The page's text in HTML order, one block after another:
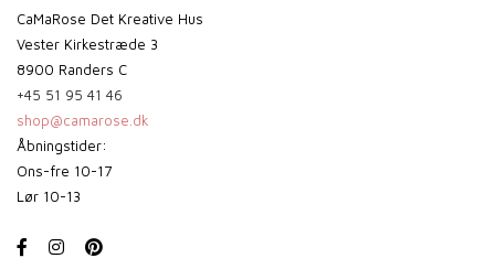
CaMaRose Det Kreative Hus
Vester Kirkestræde 3
8900 Randers C
+45 51 95 41 46
shop@camarose.dk
Åbningstider:
Ons-fre 10-17
Lør 10-13